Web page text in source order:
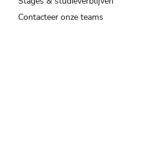
Contacteer onze teams